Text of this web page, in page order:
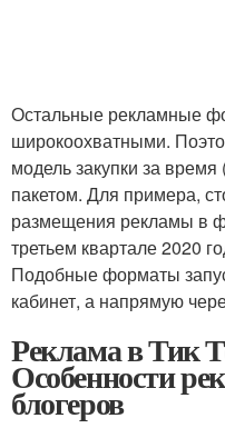
Остальные рекламные
широкоохватными.
модель закупки за
пакетом. Для примера,
размещения рекламы в
третьем квартале 2020
Подобные форматы
кабинет, а напрямую
Реклама в Тик
Особенности
блогеров